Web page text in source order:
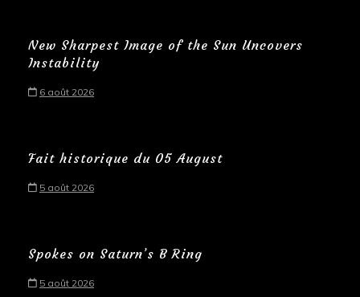
New Sharpest Image of the Sun Uncovers
Instability
6 août 2026
Fait historique du 05 August
5 août 2026
Spokes on Saturn’s B Ring
5 août 2026